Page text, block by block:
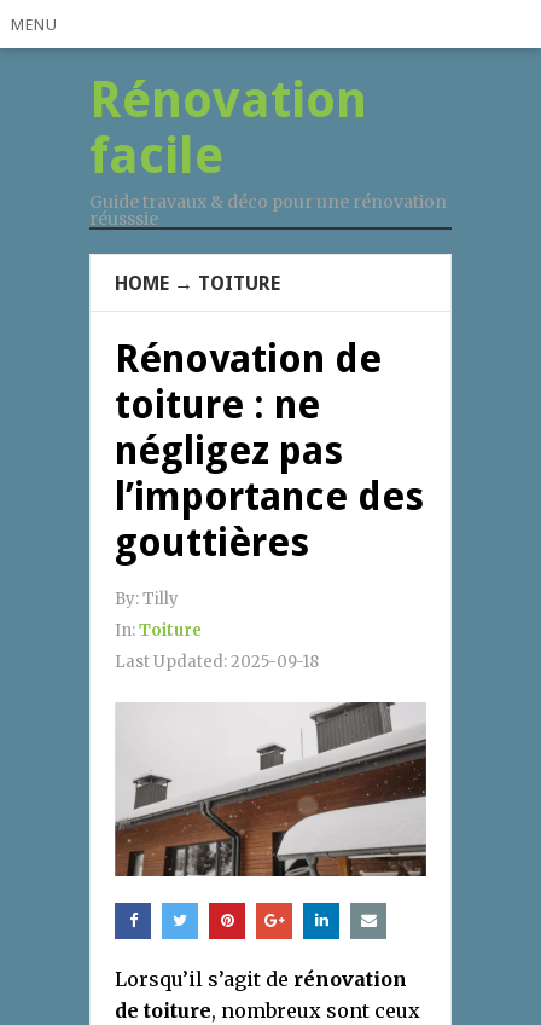
MENU
Rénovation
facile
Guide travaux & déco pour une rénovation
réusssie
HOME → TOITURE
Rénovation de
toiture : ne
négligez pas
l’importance des
gouttières
By:Tilly
In:Toiture
Last Updated:2025-09-18
Lorsqu’il s’agit de rénovation
de toiture, nombreux sont ceux